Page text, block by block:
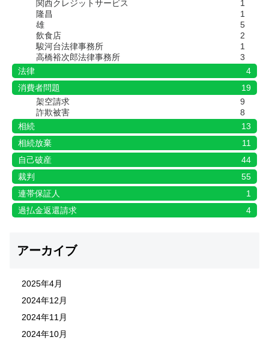
関西クレジットサービス
1
隆昌
1
雄
5
飲食店
2
駿河台法律事務所
1
高橋裕次郎法律事務所
3
法律
4
消費者問題
19
架空請求
9
詐欺被害
8
相続
13
相続放棄
11
自己破産
44
裁判
55
連帯保証人
1
過払金返還請求
4
アーカイブ
2025年4月
2024年12月
2024年11月
2024年10月